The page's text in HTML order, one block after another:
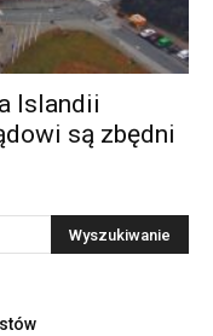
Islandii
są zbędni